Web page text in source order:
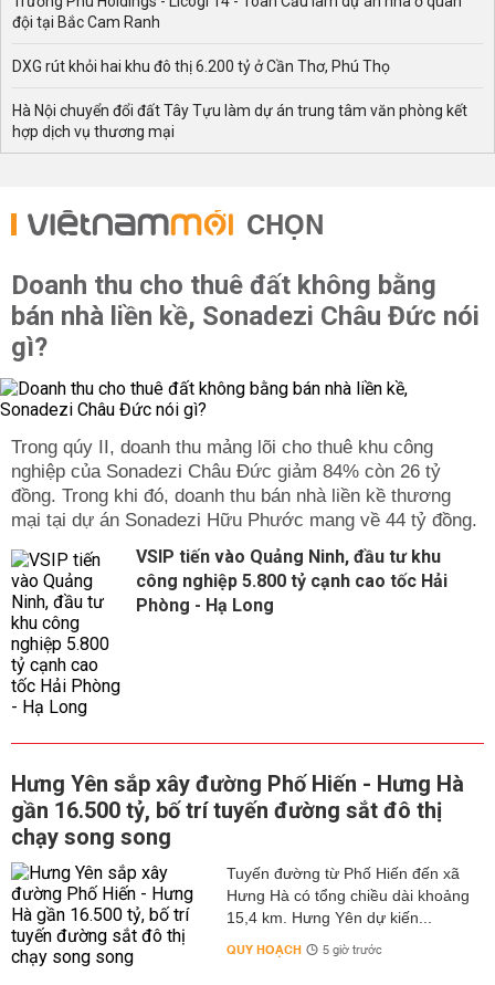
đội tại Bắc Cam Ranh
DXG rút khỏi hai khu đô thị 6.200 tỷ ở Cần Thơ, Phú Thọ
Hà Nội chuyển đổi đất Tây Tựu làm dự án trung tâm văn phòng kết
hợp dịch vụ thương mại
CHỌN
Doanh thu cho thuê đất không bằng
bán nhà liền kề, Sonadezi Châu Đức nói
gì?
Trong qúy II, doanh thu mảng lõi cho thuê khu công
nghiệp của Sonadezi Châu Đức giảm 84% còn 26 tỷ
đồng. Trong khi đó, doanh thu bán nhà liền kề thương
mại tại dự án Sonadezi Hữu Phước mang về 44 tỷ đồng.
VSIP tiến vào Quảng Ninh, đầu tư khu
công nghiệp 5.800 tỷ cạnh cao tốc Hải
Phòng - Hạ Long
Hưng Yên sắp xây đường Phố Hiến - Hưng Hà
gần 16.500 tỷ, bố trí tuyến đường sắt đô thị
chạy song song
Tuyến đường từ Phố Hiến đến xã
Hưng Hà có tổng chiều dài khoảng
15,4 km. Hưng Yên dự kiến...
QUY HOẠCH 5 giờ trước